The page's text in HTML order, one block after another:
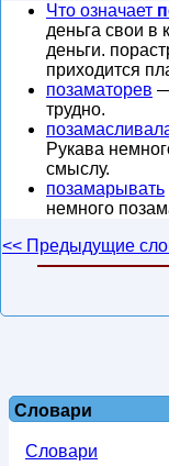
Что означает
деньга свои в
деньги.
приходится
позаматорев
трудно.
Рукава
смыслу.
позамарывать
немного
<< Предыдущие
Словари
Словари